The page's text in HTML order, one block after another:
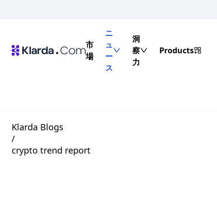
市
場
ニ
ュ
ー
ス
洞
察
力
Products
Klarda Blogs
/
crypto trend report